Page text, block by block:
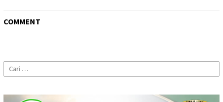
COMMENT
Cari
untuk: